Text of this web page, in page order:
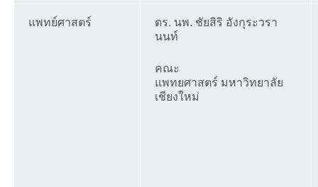
แพทย์ศาสตร์
ดร. นพ. ชัยสิริ อังกุระวรา
นนท์
คณะ
แพทยศาสตร์ มหาวิทยาลัย
เชียงใหม่